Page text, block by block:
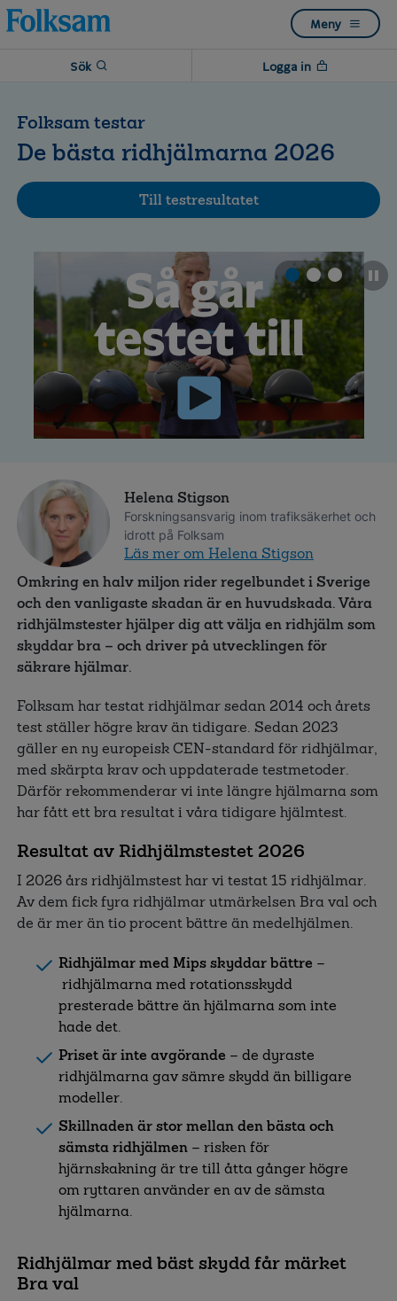
Till
navigation
Till
innehåll
Meny
Sök Logga in
Folksam testar
De bästa ridhjälmarna 2026
Till testresultatet
Helena Stigson
Forskningsansvarig inom trafiksäkerhet och
idrott på Folksam
Läs mer om Helena Stigson
Omkring en halv miljon rider regelbundet i Sverige
och den vanligaste skadan är en huvudskada. Våra
ridhjälmstester hjälper dig att välja en ridhjälm som
skyddar bra – och driver på utvecklingen för
säkrare hjälmar.
Folksam har testat ridhjälmar sedan 2014 och årets
test ställer högre krav än tidigare. Sedan 2023
gäller en ny europeisk CEN-standard för ridhjälmar,
med skärpta krav och uppdaterade testmetoder.
Därför rekommenderar vi inte längre hjälmarna som
har fått ett bra resultat i våra tidigare hjälmtest.
Resultat av Ridhjälmstestet 2026
I 2026 års ridhjälmstest har vi testat 15 ridhjälmar.
Av dem fick fyra ridhjälmar utmärkelsen Bra val och
de är mer än tio procent bättre än medelhjälmen.
Ridhjälmar med Mips skyddar bättre –
ridhjälmarna med rotationsskydd
presterade bättre än hjälmarna som inte
hade det.
Priset är inte avgörande – de dyraste
ridhjälmarna gav sämre skydd än billigare
modeller.
Skillnaden är stor mellan den bästa och
sämsta ridhjälmen – risken för
hjärnskakning är tre till åtta gånger högre
om ryttaren använder en av de sämsta
hjälmarna.
Ridhjälmar med bäst skydd får märket
Bra val